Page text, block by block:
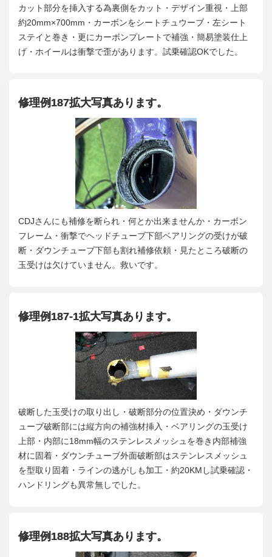
カット部分を挿入する為裏側をカット・デザイン重視・上部
約20mm×700mm・カーボンをシートチュウーブ・左シート
ステイと巻き・更にカーボンプレートで補強・簡易塗装仕上
げ・ホイールは衝撃で歪があります。試乗確認OKでした。
修理例187拡大写真あります。
CDJさんにも補修を断られ・何とか出来ませんか・カーボン
フレーム・衝撃でヘッドチューブ下部ベアリングの受けが破
断・ダウンチューブ下部も割れ補修依頼・見たところ破断の
玉受けは欠けていません。救いです。
修理例187-1拡大写真あります。
破断した玉受けの取り出し・破断部分の位置決め・ダウンチ
ューブ破断部には縦方向の補強材挿入・ベアリングの玉受け
上部・内部に18mm幅のステンレスメッシュを巻き内部補強
材に固着・ダウンチューブ外面破断部はステンレスメッシュ
を型取り固着・ラインの逃がしも加工・約20KMし試乗確認・
ハンドリングも異常無しでした。
修理例188拡大写真あります。